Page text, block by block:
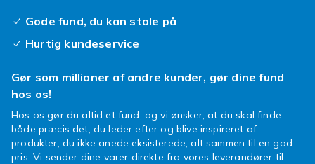
Gode fund, du kan stole på
Hurtig kundeservice
Gør som millioner af andre kunder, gør dine fund
hos os!
Hos os gør du altid et fund, og vi ønsker, at du skal finde
både præcis det, du leder efter og blive inspireret af
produkter, du ikke anede eksisterede, alt sammen til en god
pris. Vi sender dine varer direkte fra vores leverandører til